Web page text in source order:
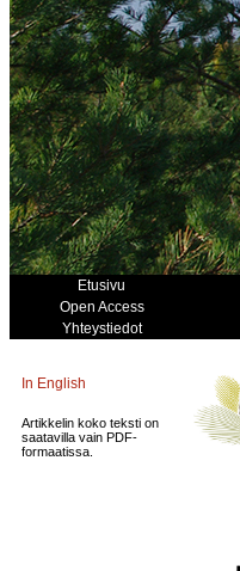
Etusivu
Open Access
Yhteystiedot
In English
Artikkelin koko teksti on
saatavilla vain PDF-
formaatissa.